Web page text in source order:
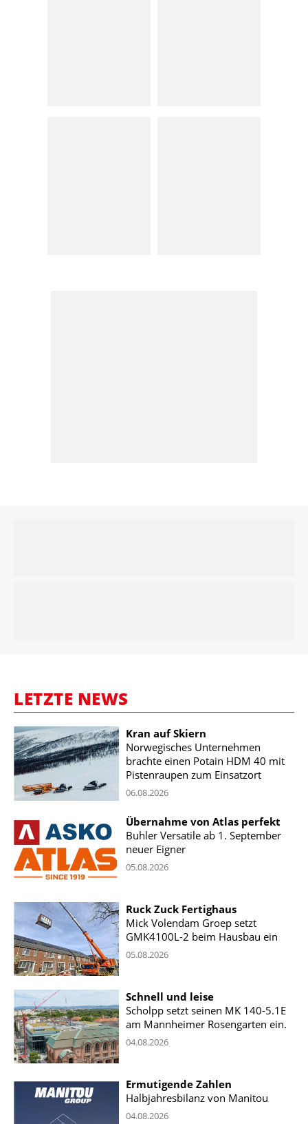
LETZTE NEWS
Kran auf Skiern
Norwegisches Unternehmen
brachte einen Potain HDM 40 mit
Pistenraupen zum Einsatzort
06.08.2026
Übernahme von Atlas perfekt
Buhler Versatile ab 1. September
neuer Eigner
05.08.2026
Ruck Zuck Fertighaus
Mick Volendam Groep setzt
GMK4100L-2 beim Hausbau ein
05.08.2026
Schnell und leise
Scholpp setzt seinen MK 140-5.1E
am Mannheimer Rosengarten ein.
04.08.2026
Ermutigende Zahlen
Halbjahresbilanz von Manitou
04.08.2026